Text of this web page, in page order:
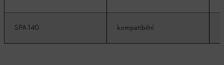
SPA 140 kompatibilní